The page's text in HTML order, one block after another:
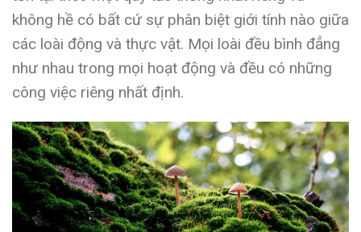
không hề có bất cứ sự phân biệt giới tính nào giữa
các loài động và thực vật. Mọi loài đều bình đẳng
như nhau trong mọi hoạt động và đều có những
công việc riêng nhất định.